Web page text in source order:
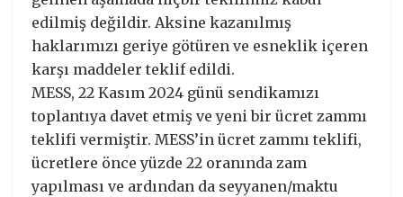
edilmiş değildir. Aksine kazanılmış
haklarımızı geriye götüren ve esneklik içeren
karşı maddeler teklif edildi.
MESS, 22 Kasım 2024 günü sendikamızı
toplantıya davet etmiş ve yeni bir ücret zammı
teklifi vermiştir. MESS’in ücret zammı teklifi,
ücretlere önce yüzde 22 oranında zam
yapılması ve ardından da seyyanen/maktu